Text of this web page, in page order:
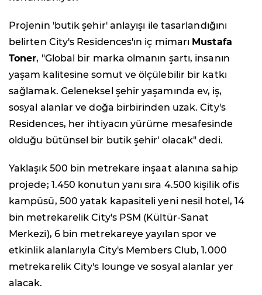
Projenin 'butik şehir' anlayışı ile tasarlandığını
belirten City's Residences'ın iç mimarı Mustafa
Toner, "Global bir marka olmanın şartı, insanın
yaşam kalitesine somut ve ölçülebilir bir katkı
sağlamak. Geleneksel şehir yaşamında ev, iş,
sosyal alanlar ve doğa birbirinden uzak. City's
Residences, her ihtiyacın yürüme mesafesinde
olduğu bütünsel bir butik şehir' olacak" dedi.
Yaklaşık 500 bin metrekare inşaat alanına sahip
projede; 1.450 konutun yanı sıra 4.500 kişilik ofis
kampüsü, 500 yatak kapasiteli yeni nesil hotel, 14
bin metrekarelik City's PSM (Kültür-Sanat
Merkezi), 6 bin metrekareye yayılan spor ve
etkinlik alanlarıyla City's Members Club, 1.000
metrekarelik City's lounge ve sosyal alanlar yer
alacak.